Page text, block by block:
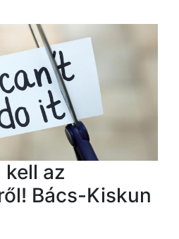
az
Bács-Kiskun